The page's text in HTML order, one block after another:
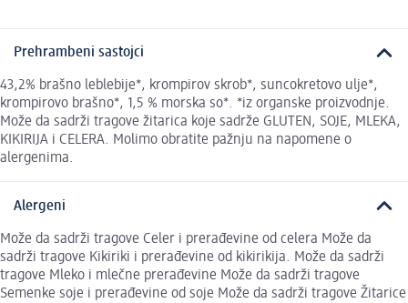
Prehrambeni sastojci
43,2% brašno leblebije*, krompirov skrob*, suncokretovo ulje*,
krompirovo brašno*, 1,5 % morska so*. *iz organske proizvodnje.
Može da sadrži tragove žitarica koje sadrže GLUTEN, SOJE, MLEKA,
KIKIRIJA i CELERA. Molimo obratite pažnju na napomene o
alergenima.
Alergeni
Može da sadrži tragove Celer i prerađevine od celera Može da
sadrži tragove Kikiriki i prerađevine od kikirikija. Može da sadrži
tragove Mleko i mlečne prerađevine Može da sadrži tragove
Semenke soje i prerađevine od soje Može da sadrži tragove Žitarice